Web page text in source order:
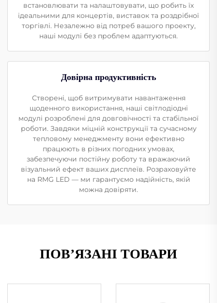
встановлювати та налаштовувати, що робить їх
ідеальними для концертів, виставок та роздрібної
торгівлі. Незалежно від потреб вашого проекту,
наші модулі без проблем адаптуються.
Довірна продуктивність
Створені, щоб витримувати навантаження
щоденного використання, наші світлодіодні
модулі розроблені для довговічності та стабільної
роботи. Завдяки міцній конструкції та сучасному
тепловому менеджменту вони ефективно
працюють в різних погодних умовах,
забезпечуючи постійну роботу та вражаючий
візуальний ефект ваших дисплеїв. Розраховуйте
на RMG LED — ми гарантуємо надійність, якій
можна довіряти.
ПОВ’ЯЗАНІ ТОВАРИ